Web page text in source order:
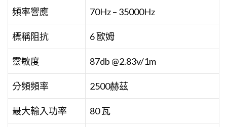
頻率響應 70Hz – 35000Hz
標稱阻抗 6 歐姆
靈敏度 87db @2.83v/1m
分頻頻率 2500赫茲
最大輸入功率 80 瓦